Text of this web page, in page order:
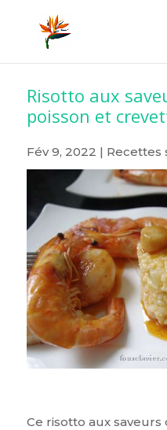
Risotto aux
poisson et
Fév 9, 2022 | Recettes
Ce risotto aux